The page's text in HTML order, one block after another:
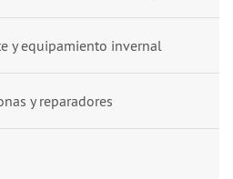
y equipamiento invernal
y reparadores